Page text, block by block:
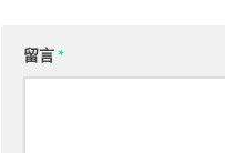
留言*